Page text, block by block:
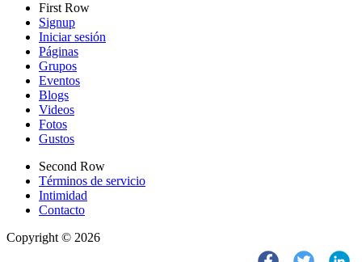
First Row
Signup
Iniciar sesión
Páginas
Grupos
Eventos
Blogs
Videos
Fotos
Gustos
Second Row
Términos de servicio
Intimidad
Contacto
Copyright © 2026